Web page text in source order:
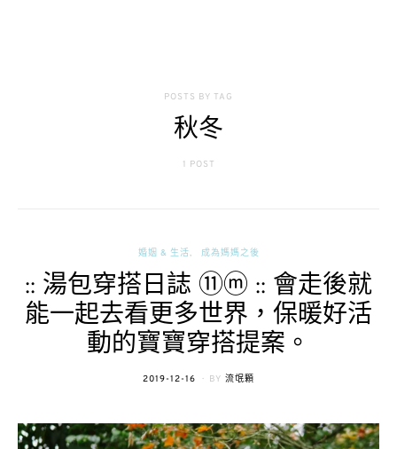
POSTS BY TAG
秋冬
1 POST
婚姻 & 生活 成為媽媽之後
:: 湯包穿搭日誌 ⑪ⓜ :: 會走後就
能一起去看更多世界，保暖好活
動的寶寶穿搭提案。
POSTED
2019-12-16 BY 流氓顆